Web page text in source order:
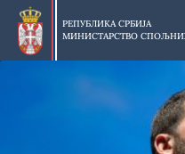
Прескочи
главни
део
РЕПУБЛИКА СРБИЈА
МИНИСТАРСТВО